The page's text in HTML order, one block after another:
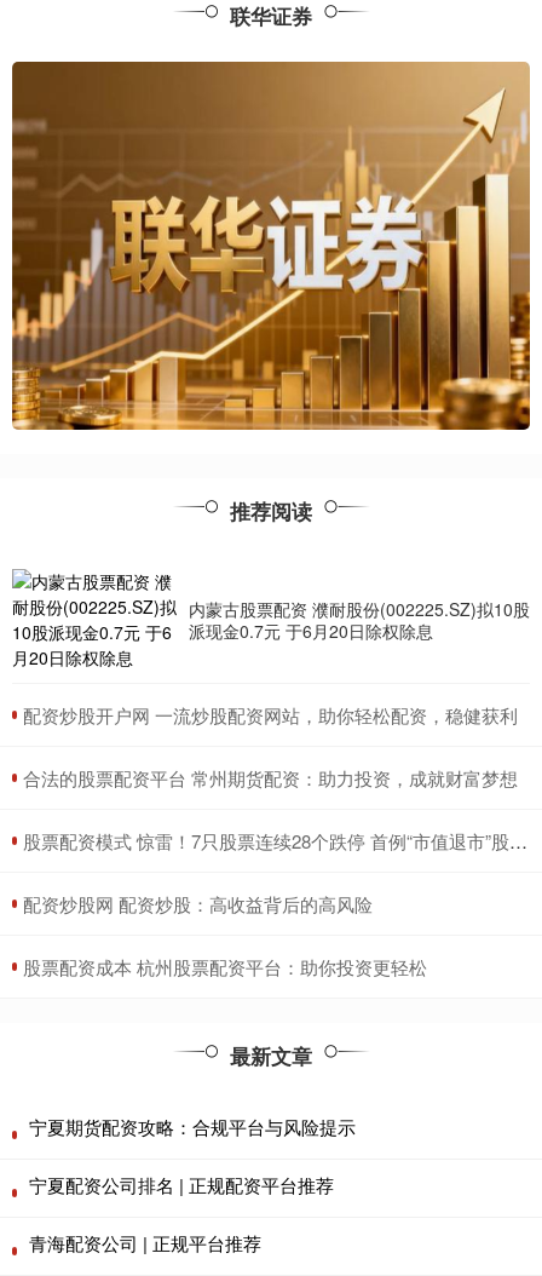
联华证券
推荐阅读
内蒙古股票配资 濮耐股份(002225.SZ)拟10股
派现金0.7元 于6月20日除权除息
​配资炒股开户网 一流炒股配资网站，助你轻松配资，稳健获利
​合法的股票配资平台 常州期货配资：助力投资，成就财富梦想
​股票配资模式 惊雷！7只股票连续28个跌停 首例“市值退市”股票已锁定
​配资炒股网 配资炒股：高收益背后的高风险
​股票配资成本 杭州股票配资平台：助你投资更轻松
最新文章
宁夏期货配资攻略：合规平台与风险提示
宁夏配资公司排名 | 正规配资平台推荐
青海配资公司 | 正规平台推荐